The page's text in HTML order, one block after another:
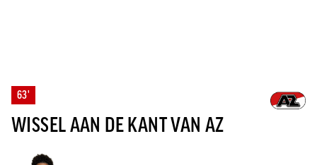
63'
WISSEL AAN DE KANT VAN AZ